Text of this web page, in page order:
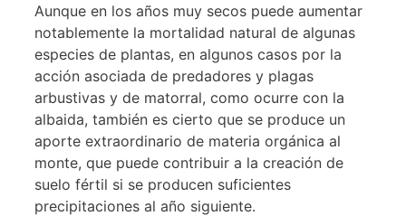
Aunque en los años muy secos puede aumentar
notablemente la mortalidad natural de algunas
especies de plantas, en algunos casos por la
acción asociada de predadores y plagas
arbustivas y de matorral, como ocurre con la
albaida, también es cierto que se produce un
aporte extraordinario de materia orgánica al
monte, que puede contribuir a la creación de
suelo fértil si se producen suficientes
precipitaciones al año siguiente.